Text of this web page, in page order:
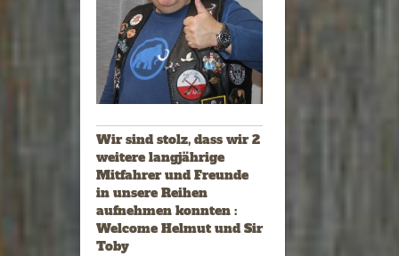
Wir sind stolz, dass wir 2
weitere langjährige
Mitfahrer und Freunde
in unsere Reihen
aufnehmen konnten :
Welcome Helmut und Sir
Toby